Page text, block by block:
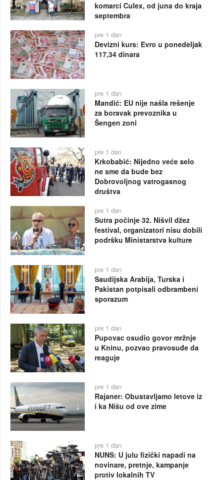
komarci Culex, od juna do kraja
septembra
pre 1 dan
Devizni kurs: Evro u ponedeljak
117,34 dinara
pre 1 dan
Mandić: EU nije našla rešenje
za boravak prevoznika u
Šengen zoni
pre 1 dan
Krkobabić: Nijedno veće selo
ne sme da bude bez
Dobrovoljnog vatrogasnog
društva
pre 1 dan
Sutra počinje 32. Nišvil džez
festival, organizatori nisu dobili
podršku Ministarstva kulture
pre 1 dan
Saudijska Arabija, Turska i
Pakistan potpisali odbrambeni
sporazum
pre 1 dan
Pupovac osudio govor mržnje
u Kninu, pozvao pravosuđe da
reaguje
pre 1 dan
Rajaner: Obustavljamo letove iz
i ka Nišu od ove zime
pre 1 dan
NUNS: U julu fizički napadi na
novinare, pretnje, kampanje
protiv lokalnih TV